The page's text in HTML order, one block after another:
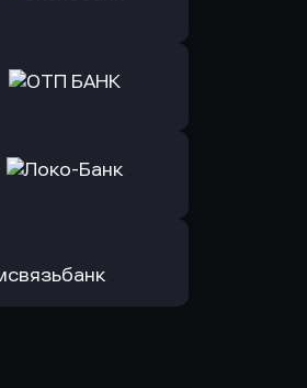
заявку
заявку
в Локо-Банк